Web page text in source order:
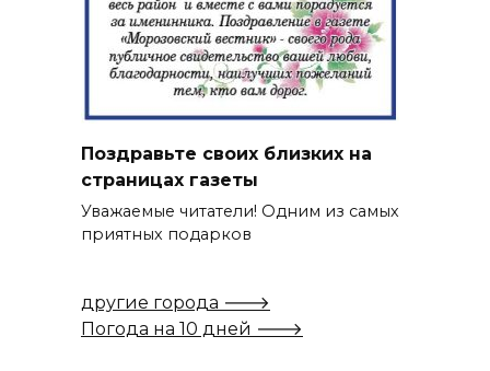
Поздравьте своих близких на
страницах газеты
Уважаемые читатели! Одним из самых
приятных подарков
другие города 🡒
Погода на 10 дней 🡒